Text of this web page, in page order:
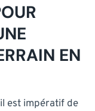
EN
est impératif de